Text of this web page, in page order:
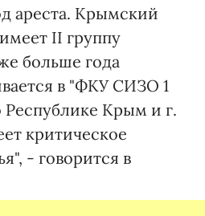
ареста. Крымский
II группу
больше года
в "ФКУ СИЗО 1
Крым и г.
критическое
- говорится в